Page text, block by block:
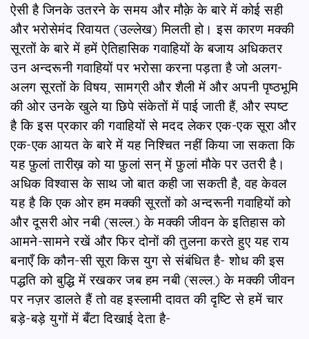
ऐसी है जिनके उतरने के समय और मौक़े के बारे में कोई सही
और भरोसेमंद रिवायत (उल्लेख) मिलती हो। इस कारण मक्की
सूरतों के बारे में हमें ऐतिहासिक गवाहियों के बजाय अधिकतर
उन अन्दरूनी गवाहियों पर भरोसा करना पड़ता है जो अलग-
अलग सूरतों के विषय, सामग्री और शैली में और अपनी पृष्ठभूमि
की ओर उनके खुले या छिपे संकेतों में पाई जाती हैं, और स्पष्ट
है कि इस प्रकार की गवाहियों से मदद लेकर एक-एक सूरा और
एक-एक आयत के बारे में यह निश्चित नहीं किया जा सकता कि
यह फ़ुलां तारीख़ को या फ़ुलां सन् में फ़ुलां मौके पर उतरी है।
अधिक विश्वास के साथ जो बात कही जा सकती है, वह केवल
यह है कि एक ओर हम मक्की सूरतों को अन्दरूनी गवाहियों को
और दूसरी ओर नबी (सल्ल.) के मक्की जीवन के इतिहास को
आमने-सामने रखें और फिर दोनों की तुलना करते हुए यह राय
बनाएँ कि कौन-सी सूरा किस युग से संबंधित है- शोध की इस
पद्धति को बुद्धि में रखकर जब हम नबी (सल्ल.) के मक्की जीवन
पर नज़र डालते हैं तो वह इस्लामी दावत की दृष्टि से हमें चार
बड़े-बड़े युगों में बँटा दिखाई देता है-